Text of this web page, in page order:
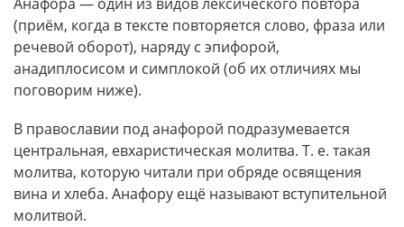
(приём, когда в тексте повторяется слово, фраза или
речевой оборот), наряду с эпифорой,
анадиплосисом и симплокой (об их отличиях мы
поговорим ниже).
В православии под анафорой подразумевается
центральная, евхаристическая молитва. Т. е. такая
молитва, которую читали при обряде освящения
вина и хлеба. Анафору ещё называют вступительной
молитвой.